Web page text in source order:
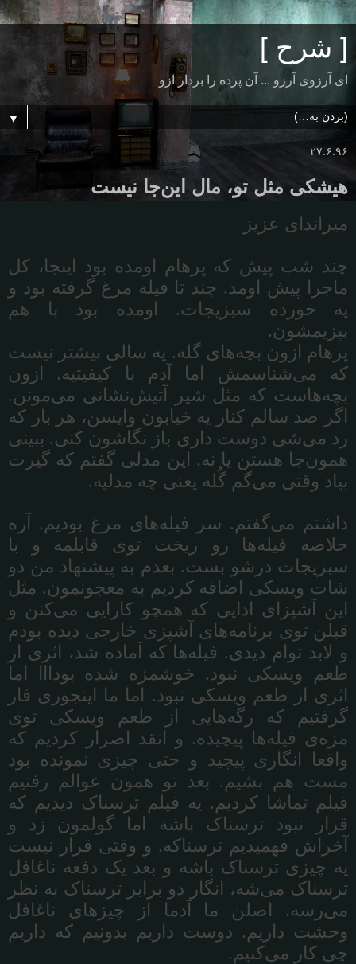
[ شرح ]
ای آرزوی آرزو ... آن پرده را بردار ازو
▼
۲۷.۶.۹۶
هیشکی مثل تو، مال این‌جا نیست
میراندای عزیز
چند شب پیش که پرهام اومده بود اینجا، کل
ماجرا
پیش اومد. چند تا فیله مرغ گرفته بود و
یه
خورده سبزیجات. اومده بود با
هم
بپزیمشون.
پرهام ازون بچههای گله. یه سالی بیشتر نیست
که
میشناسمش اما آدم با کیفیتیه.
ازون
بچههاست که مثل شیر آتیشنشانی میمونن.
اگر
صد سالم کنار یه خیابون وایسن، هر بار که
رد میشی دوست داری باز نگاشون کنی. ببینی
همونجا هستن یا نه. این مدلی گفتم که گیرت
بیاد وقتی میگم گُله یعنی چه مدلیه.
داشتم میگفتم . سر فیلههای مرغ بودیم .
آره
خلاصه
فیلهها رو ریخت توی قابلمه و
با
سبزیجات درشو بست. بعدم به پیشنهاد من دو
شات ویسکی اضافه کردیم به معجونمون. مثل
این
آشپزای ادایی که همچو کارایی میکنن و
قبلن توی برنامههای آشپزی خارجی دیده بودم
و لابد توام دیدی. فیلهها که آماده شد، اثری
از
طعم
ویسکی نبود. خوشمزه شده بودااا
اما
اثری
از طعم ویسکی نبود. اما ما اینجوری فاز
گرفتیم
که رگههایی از طعم ویسکی
توی
مزهی فیلهها پیچیده. و انقد اصرار کردیم که
واقعا
انگاری پیچید و حتی چیزی نمونده
بود
مست هم بشیم . بعد تو همون عوالم
رفتیم
فیلم تماشا کردیم . یه فیلم ترسناک دیدیم که
قرار
نبود ترسناک باشه اما گولمون زد
و
آخراش فهمیدیم ترسناکه. و وقتی قرار
نیست
یه چیزی ترسناک باشه و بعد یک دفعه ناغافل
ترسناک میشه، انگار دو برابر ترسناک به نظر
میرسه. اصلن ما آدما از چیزهای
ناغافل
وحشت داریم . دوست داریم بدونیم که داریم
چی کار میکنیم .